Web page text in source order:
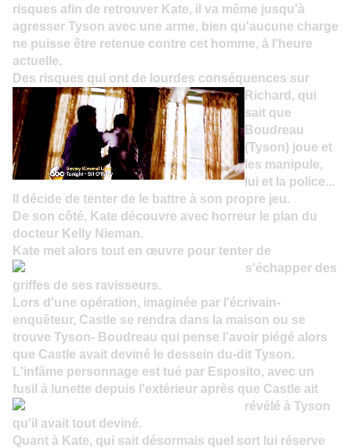
risques afin de retrouver Kate, il va même jusqu'à
agresser Tyson avec une arme, bien qu'aucune charge
ne puisse être retenue contre cet homme, à l'heure
actuelle.
Des risques qui ont de lourdes conséquences sur
Richard, qui
sait que
Boudreau
(Tyson) joue et
les manipule,
lui et la police...
Il décide de tenter de le battre à son propre jeu.
De son côté, Kate découvre avec horreur le plan du
docteur Kelly Nieman.
Kate met alors tout en œuvre pour tenter de
s'échapper des
griffes de ses ravisseurs.
Lors d'une opération, imaginée par l'écrivain-
enquêteur, Castle se rendra dans la maison ou se
trouve Tyson- Boudreau qui pense l'avoir piégé alors
que Castle avait deviné le dessein du-dit Tyson.
L'infâme personnage est tué par Esposito, avec un
fusil à lunette depuis l'extérieur après que Castle ait
révélé à Tyson
qu'il avait tout deviné.
Quant à Kate, qui sait désormais quel sort lui réserve